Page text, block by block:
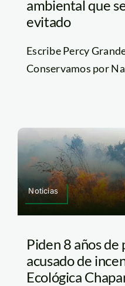
ambiental que
evitado
Escribe Percy
Conservamos por
Noticias
Piden 8 años de
acusado de
Ecológica